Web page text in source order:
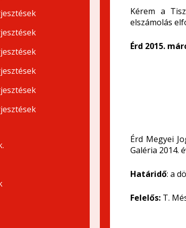
Kérem a
elszámolás
Érd 2015.
Érd Megyei
Galéria 2014.
Határidő: a
Felelős: T.